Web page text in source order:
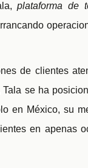
plataforma de
de clientes
Tala se ha
en México, su
en apenas